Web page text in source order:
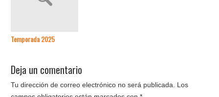
Temporada 2025
Deja un comentario
Tu dirección de correo electrónico no será publicada.
Los